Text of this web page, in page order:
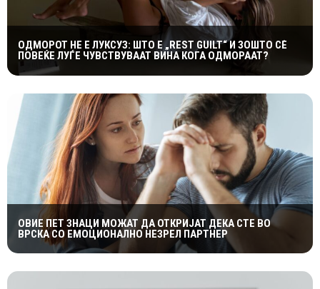
ОДМОРОТ НЕ Е ЛУКСУЗ: ШТО Е „REST GUILT“ И ЗОШТО СÈ
ПОВЕЌЕ ЛУЃЕ ЧУВСТВУВААТ ВИНА КОГА ОДМОРААТ?
ОВИЕ ПЕТ ЗНАЦИ МОЖАТ ДА ОТКРИЈАТ ДЕКА СТЕ ВО
ВРСКА СО ЕМОЦИОНАЛНО НЕЗРЕЛ ПАРТНЕР